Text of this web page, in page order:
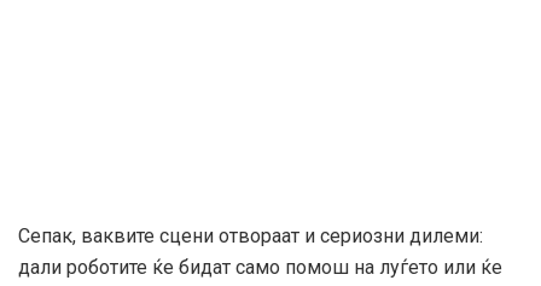
Сепак, ваквите сцени отвораат и сериозни дилеми:
дали роботите ќе бидат само помош на луѓето или ќе